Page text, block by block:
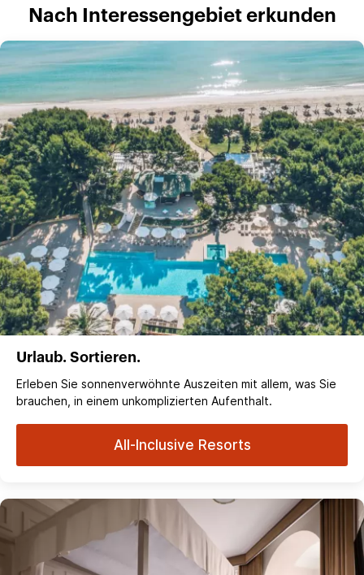
Nach Interessengebiet erkunden
Urlaub. Sortieren.
Erleben Sie sonnenverwöhnte Auszeiten mit allem, was Sie
brauchen, in einem unkomplizierten Aufenthalt.
All-Inclusive Resorts